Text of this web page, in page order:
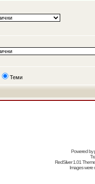
Теми
Powered by
RedSilver 1.01
Images were